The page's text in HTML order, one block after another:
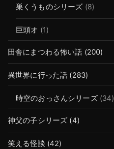
巣くうものシリーズ (8)
巨頭オ (1)
田舎にまつわる怖い話 (200)
異世界に行った話 (283)
時空のおっさんシリーズ(34)
神父の子シリーズ (4)
笑える怪談 (42)